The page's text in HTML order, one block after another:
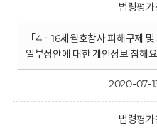
법령평
「4ㆍ16세월호참사 피해구제
일부정안에 대한 개인정보 침해
2020-07-
법령평